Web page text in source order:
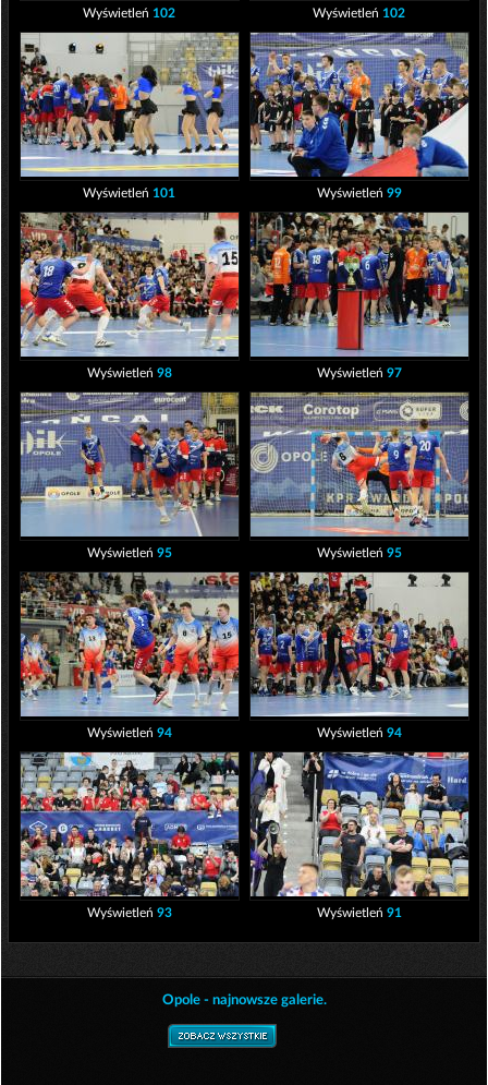
Wyświetleń 102 Wyświetleń 102
Wyświetleń 101 Wyświetleń 99
Wyświetleń 98 Wyświetleń 97
Wyświetleń 95 Wyświetleń 95
Wyświetleń 94 Wyświetleń 94
Wyświetleń 93 Wyświetleń 91
Opole - najnowsze galerie.